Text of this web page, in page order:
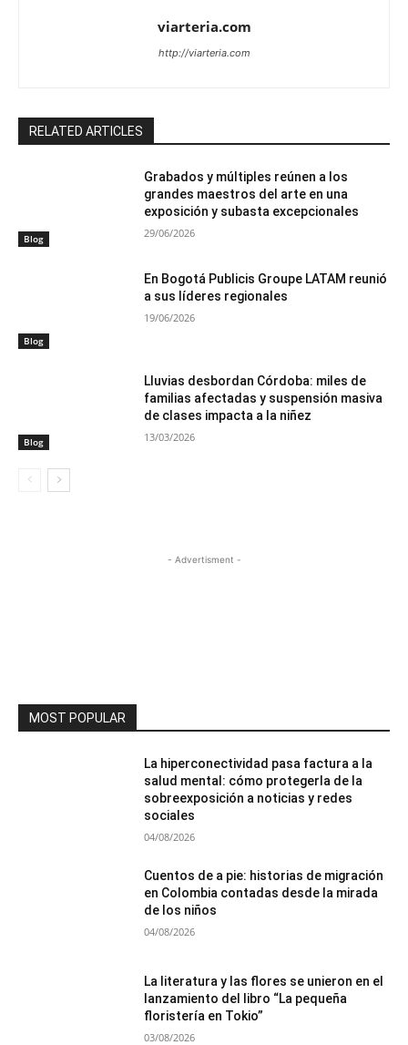
viarteria.com
http://viarteria.com
RELATED ARTICLES
Blog
Grabados y múltiples reúnen a los
grandes maestros del arte en una
exposición y subasta excepcionales
29/06/2026
Blog
En Bogotá Publicis Groupe LATAM reunió
a sus líderes regionales
19/06/2026
Blog
Lluvias desbordan Córdoba: miles de
familias afectadas y suspensión masiva
de clases impacta a la niñez
13/03/2026
- Advertisment -
MOST POPULAR
La hiperconectividad pasa factura a la
salud mental: cómo protegerla de la
sobreexposición a noticias y redes
sociales
04/08/2026
Cuentos de a pie: historias de migración
en Colombia contadas desde la mirada
de los niños
04/08/2026
La literatura y las flores se unieron en el
lanzamiento del libro “La pequeña
floristería en Tokio”
03/08/2026